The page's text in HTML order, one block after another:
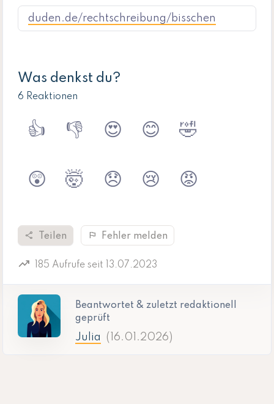
duden.de/rechtschreibung/bisschen
Was denkst du?
6 Reaktionen
👍 👎 😍 😊 🤣
😲 🤯 😞 😢 😡
share Teilen flag Fehler melden
trending_up 185 Aufrufe seit 13.07.2023
Beantwortet & zuletzt redaktionell
geprüft
Julia (16.01.2026)